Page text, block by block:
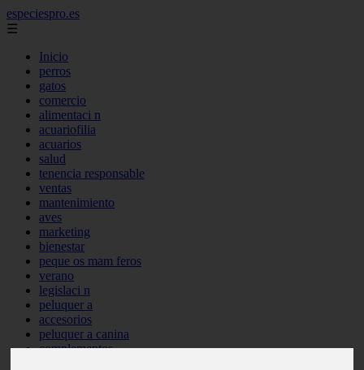
especiespro.es
☰
Inicio
perros
gatos
comercio
alimentaci n
acuariofilia
acuarios
salud
tenencia responsable
ventas
mantenimiento
aves
marketing
bienestar
peque os mam feros
verano
legislaci n
peluquer a
accesorios
peluquer a canina
complementos